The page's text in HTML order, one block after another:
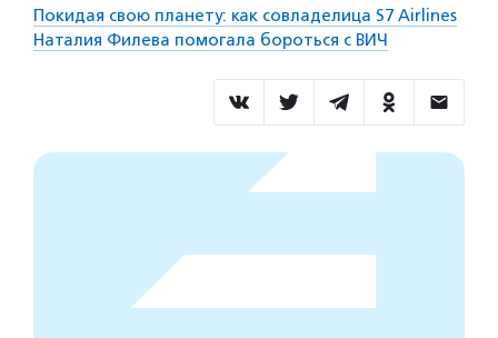
Покидая свою планету: как совладелица S7 Airlines
Наталия Филева помогала бороться с ВИЧ